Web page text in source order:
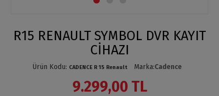
R15 RENAULT SYMBOL DVR KAYIT
CİHAZI
Ürün Kodu: CADENCE R 15 Renault Marka:Cadence
9.299,00 TL